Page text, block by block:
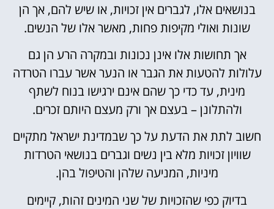
בנושאים אלו, לגברים אין זכויות, או שיש להם, אך הן
שונות ואולי מקיפות פחות, מאשר אלו של הנשים.
אך תחושות אלו אינן נכונות ובמקרה הרע הן גם
עלולות להטעות את הגבר או הנער אשר עברו הטרדה
מינית, עד כדי כך שהם אינם ירגישו בנוח לשתף
ולהתלונן – בעצם אך ורק מעצם היותם זכרים.
חשוב לתת את הדעת על כך שבמדינת ישראל מתקיים
שוויון זכויות מלא בין נשים וגברים בנושאי הטרדות
מיניות, המניעה שלהן והטיפול בהן.
בדיוק כפי שהזכויות של שני המינים זהות, קיימים